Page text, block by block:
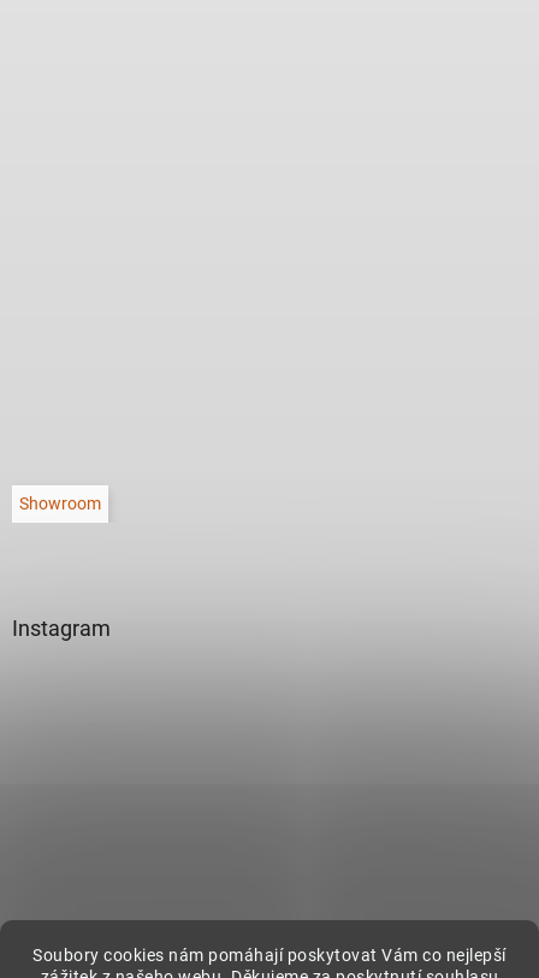
Soubory cookies nám pomáhají poskytovat Vám co nejlepší
Showroom
Instagram